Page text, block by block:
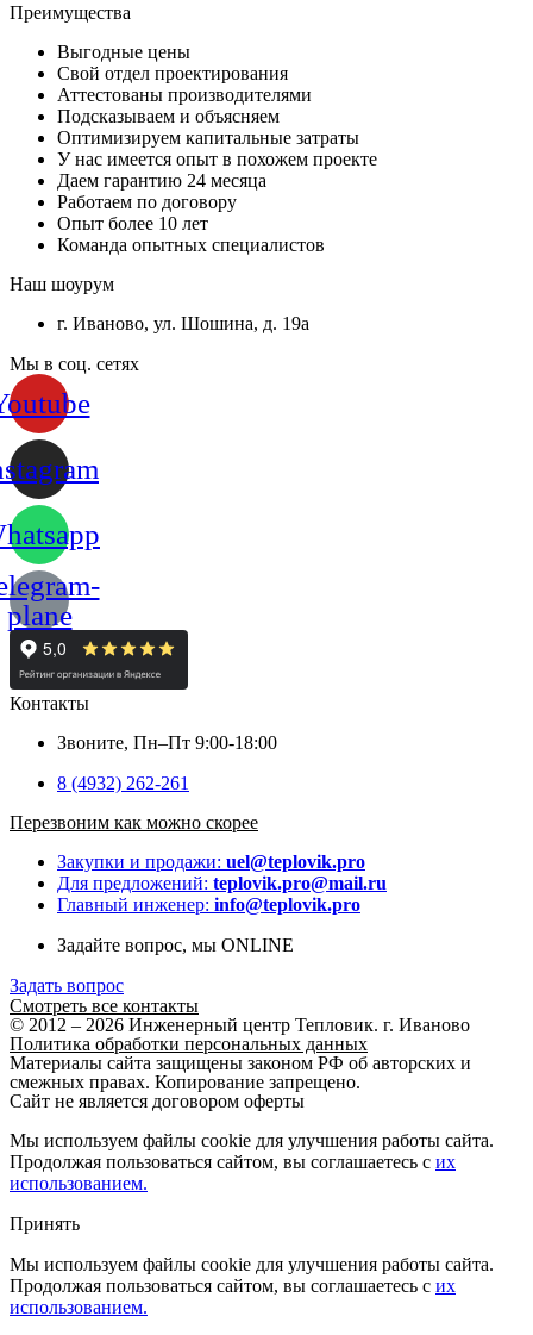
Преимущества
Выгодные цены
Свой отдел проектирования
Аттестованы производителями
Подсказываем и объясняем
Оптимизируем капитальные затраты
У нас имеется опыт в похожем проекте
Даем гарантию 24 месяца
Работаем по договору
Опыт более 10 лет
Команда опытных специалистов
Наш шоурум
г. Иваново, ул. Шошина, д. 19а
Мы в соц. сетях
plane
Контакты
Звоните, Пн–Пт 9:00-18:00
8 (4932) 262-261
Перезвоним как можно скорее
Закупки и продажи: uel@teplovik.pro
Для предложений: teplovik.pro@mail.ru
Главный инженер: info@teplovik.pro
Задайте вопрос, мы ONLINE
Задать вопрос
Смотреть все контакты
© 2012 – 2026 Инженерный центр Тепловик. г. Иваново
Политика обработки персональных данных
Материалы сайта защищены законом РФ об авторских и
смежных правах. Копирование запрещено.
Сайт не является договором оферты
Мы используем файлы cookie для улучшения работы сайта.
Продолжая пользоваться сайтом, вы соглашаетесь с их
использованием.
Принять
Мы используем файлы cookie для улучшения работы сайта.
Продолжая пользоваться сайтом, вы соглашаетесь с их
использованием.